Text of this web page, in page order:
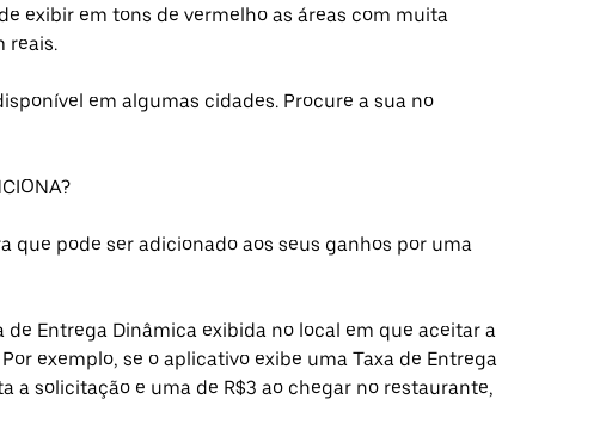
exibir em tons de vermelho as áreas com muita
reais.
em algumas cidades. Procure a sua no
que pode ser adicionado aos seus ganhos por uma
de Entrega Dinâmica exibida no local em que aceitar a
exemplo, se o aplicativo exibe uma Taxa de Entrega
a solicitação e uma de R$3 ao chegar no restaurante,